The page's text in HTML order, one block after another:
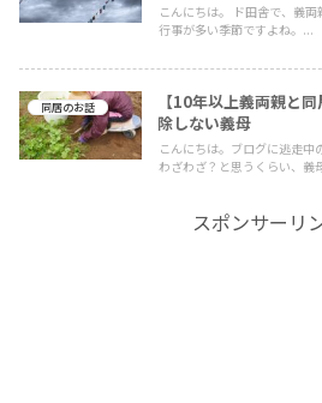
こんにちは。 ド田舎で、義
行事が多い季節ですよね。...
同居のお話
【10年以上義両親と
除しない義母
こんにちは。ブログに逃走中
わざわざ？と思うくらい、義
スポンサーリ